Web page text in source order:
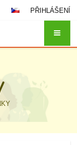
PŘIHLÁŠENÍ